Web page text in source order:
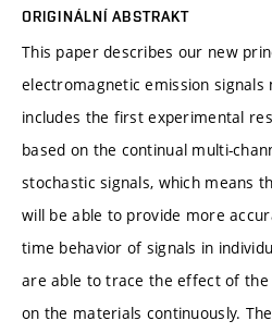
ORIGINÁLNÍ ABSTRAKT
This paper describes our new
electromagnetic emission signals
includes the first experimental
based on the continual multi-
stochastic signals, which means
will be able to provide more
time behavior of signals in
are able to trace the effect of the
on the materials continuously.